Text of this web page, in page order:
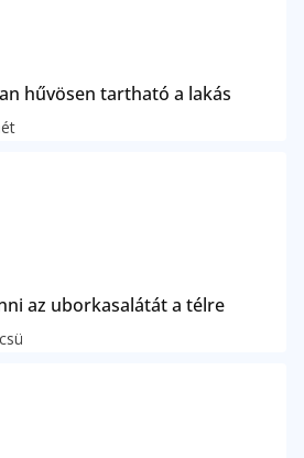
hűvösen tartható a lakás
az uborkasalátát a télre